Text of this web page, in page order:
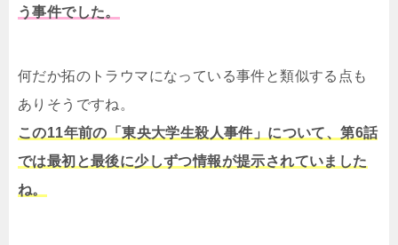
う事件でした。
何だか拓のトラウマになっている事件と類似する点も
ありそうですね。
この11年前の「東央大学生殺人事件」について、第6話
では最初と最後に少しずつ情報が提示されていました
ね。